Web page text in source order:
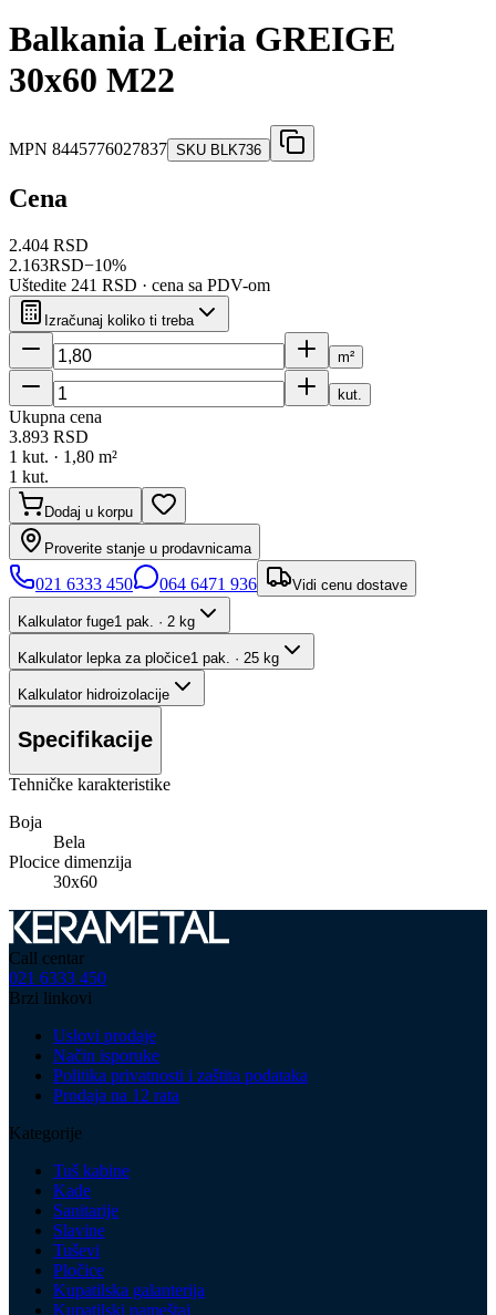
Balkania Leiria GREIGE
30x60 M22
MPN 8445776027837 SKU BLK736
Cena
2.404 RSD
2.163RSD−10%
Uštedite 241 RSD · cena sa PDV-om
Izračunaj koliko ti treba
m²
kut.
Ukupna cena
3.893 RSD
1 kut. · 1,80 m²
1 kut.
Dodaj u korpu
Proverite stanje u prodavnicama
021 6333 450 064 6471 936 Vidi cenu dostave
Kalkulator fuge1 pak. · 2 kg
Kalkulator lepka za pločice1 pak. · 25 kg
Kalkulator hidroizolacije
Specifikacije
Tehničke karakteristike
Boja
Bela
Plocice dimenzija
30x60
Call centar
021 6333 450
Brzi linkovi
Uslovi prodaje
Način isporuke
Politika privatnosti i zaštita podataka
Prodaja na 12 rata
Kategorije
Tuš kabine
Kade
Sanitarije
Slavine
Tuševi
Pločice
Kupatilska galanterija
Kupatilski nameštaj